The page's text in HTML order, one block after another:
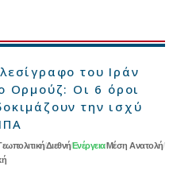
του Ιράν
Ορμούζ: Οι 6 όροι
την ισχύ
ΔιεθνήΕνέργειαΜέση Ανατολή